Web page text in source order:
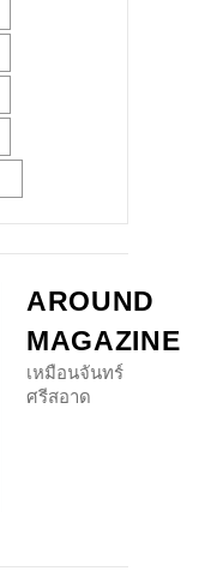
AROUND
MAGAZINE
เหมือนจันทร์
ศรีสอาด